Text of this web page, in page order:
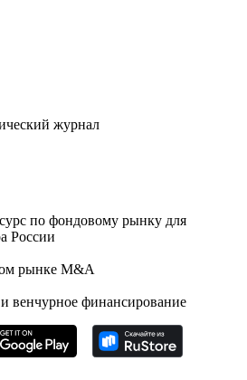
журнал
по фондовому рынку для
России
рынке M&A